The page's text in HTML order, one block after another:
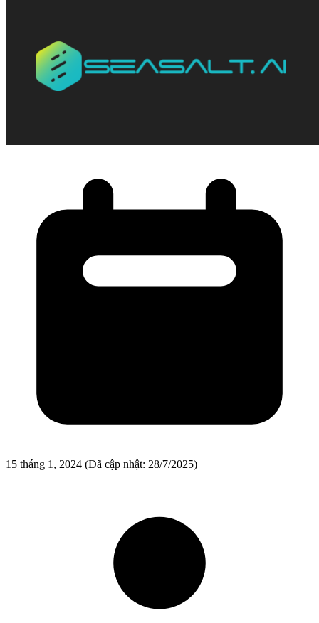
15 tháng 1, 2024 (Đã cập nhật: 28/7/2025)